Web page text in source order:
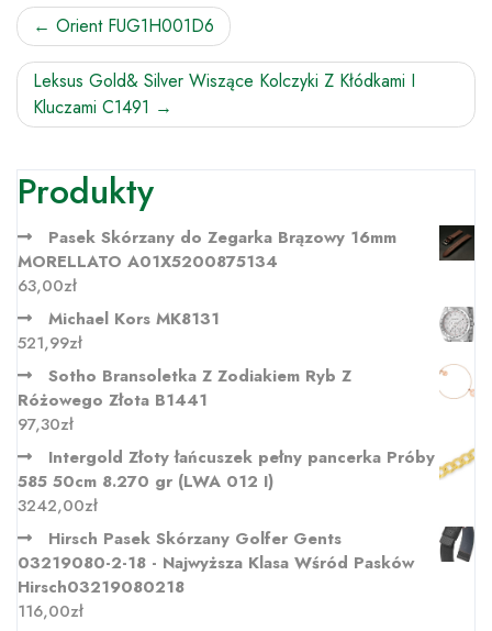
Nawigacja
wpisu
Orient FUG1H001D6
Leksus Gold& Silver Wiszące Kolczyki Z Kłódkami I
Kluczami C1491
Produkty
Pasek Skórzany do Zegarka Brązowy 16mm
MORELLATO A01X5200875134
63,00zł
Michael Kors MK8131
521,99zł
Sotho Bransoletka Z Zodiakiem Ryb Z
Różowego Złota B1441
97,30zł
Intergold Złoty łańcuszek pełny pancerka Próby
585 50cm 8.270 gr (LWA 012 I)
3242,00zł
Hirsch Pasek Skórzany Golfer Gents
03219080-2-18 - Najwyższa Klasa Wśród Pasków
Hirsch03219080218
116,00zł